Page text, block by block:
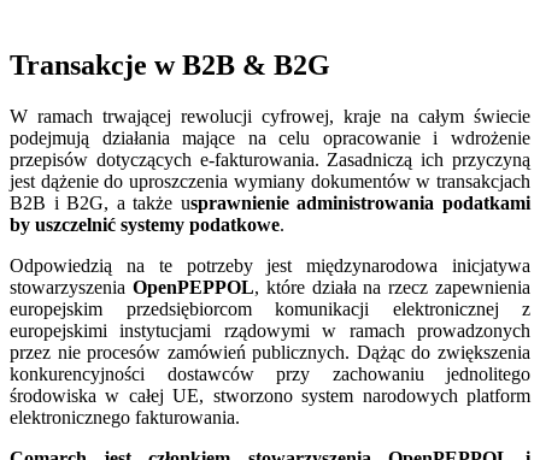
Transakcje w B2B & B2G
W ramach trwającej rewolucji cyfrowej, kraje na całym świecie
podejmują działania mające na celu opracowanie i wdrożenie
przepisów dotyczących e-fakturowania. Zasadniczą ich przyczyną
jest dążenie do uproszczenia wymiany dokumentów w transakcjach
B2B i B2G, a także usprawnienie administrowania podatkami
by uszczelnić systemy podatkowe.
Odpowiedzią na te potrzeby jest międzynarodowa inicjatywa
stowarzyszenia OpenPEPPOL, które działa na rzecz zapewnienia
europejskim przedsiębiorcom komunikacji elektronicznej z
europejskimi instytucjami rządowymi w ramach prowadzonych
przez nie procesów zamówień publicznych. Dążąc do zwiększenia
konkurencyjności dostawców przy zachowaniu jednolitego
środowiska w całej UE, stworzono system narodowych platform
elektronicznego fakturowania.